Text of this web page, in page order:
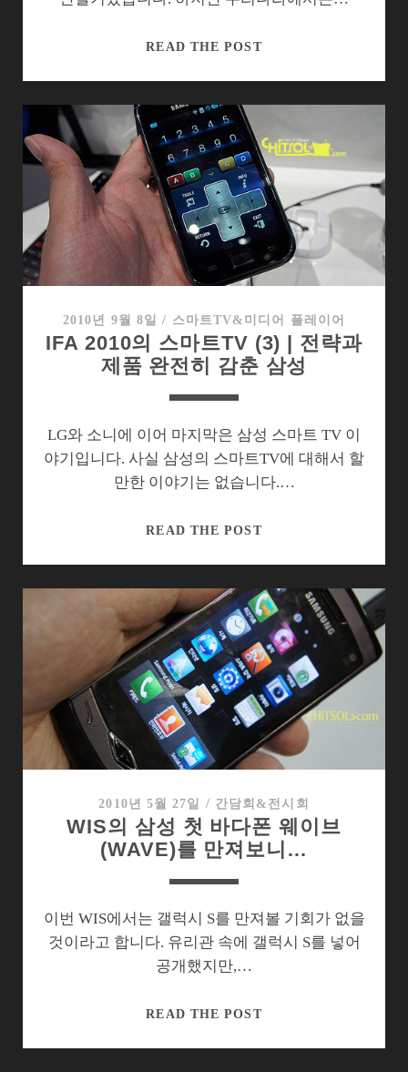
READ THE POST바
물
씬
나
는
삼
성
웨
브
2
를
다
2010년 9월 8일 / 스마트TV&미디어 플레이어
IFA 2010의 스마트TV (3) | 전략과
제품 완전히 감춘 삼성
LG와 소니에 이어 마지막은 삼성 스마트 TV 이
야기입니다. 사실 삼성의 스마트TV에 대해서 할
만한 이야기는 없습니다.…
READ THE POSTIFA
스
마
트
TV
(3)
|
전
략
제
품
감
춘
2010년 5월 27일 / 간담회&전시회
WIS의 삼성 첫 바다폰 웨이브
(WAVE)를 만져보니…
이번 WIS에서는 갤럭시 S를 만져볼 기회가 없을
것이라고 합니다. 유리관 속에 갤럭시 S를 넣어
공개했지만,…
READ THE POSTWIS